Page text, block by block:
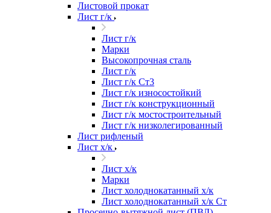
Листовой прокат
Лист г/к
Лист г/к
Марки
Высокопрочная сталь
Лист г/к
Лист г/к Ст3
Лист г/к износостойкий
Лист г/к конструкционный
Лист г/к мостостроительный
Лист г/к низколегированный
Лист рифленый
Лист х/к
Лист х/к
Марки
Лист холоднокатанный х/к
Лист холоднокатанный х/к Ст